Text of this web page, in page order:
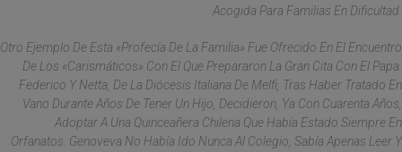
Acogida Para Familias En Dificultad.
Otro Ejemplo De Esta «profecía De La Familia» Fue Ofrecido En El Encuentro
De Los «carismáticos» Con El Que Prepararon La Gran Cita Con El Papa:
Federico Y Netta, De La Diócesis Italiana De Melfi, Tras Haber Tratado En
Vano Durante Años De Tener Un Hijo, Decidieron, Ya Con Cuarenta Años,
Adoptar A Una Quinceañera Chilena Que Había Estado Siempre En
Orfanatos. Genoveva No Había Ido Nunca Al Colegio, Sabía Apenas Leer Y